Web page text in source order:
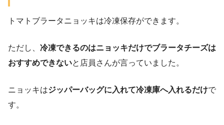
トマトブラータニョッキは冷凍保存ができます。
ただし、 冷凍できるのはニョッキだけでブラータチーズは
おすすめできないと店員さんが言っていました。
ニョッキはジッパーバッグに入れて冷凍庫へ入れるだけで
す。